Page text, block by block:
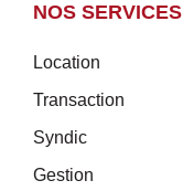
NOS SERVICES
Location
Transaction
Syndic
Gestion